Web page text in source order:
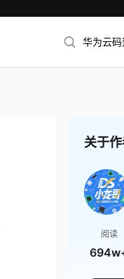
华为云码
关于
阅读